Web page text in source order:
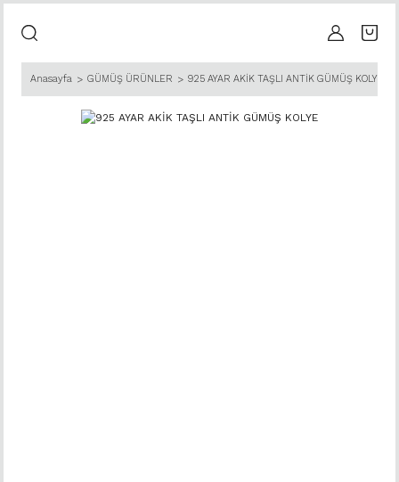
Anasayfa GÜMÜŞ ÜRÜNLER 925 AYAR AKİK TAŞLI ANTİK GÜMÜŞ KOLYE